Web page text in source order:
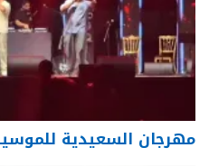
مهرجان السعيدية